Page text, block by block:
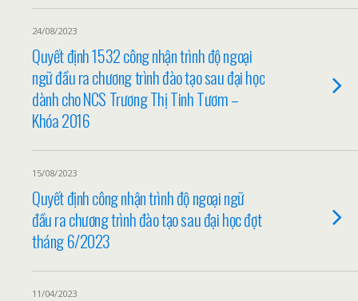
24/08/2023
Quyết định 1532 công nhận trình độ ngoại
ngữ đầu ra chương trình đào tạo sau đại học
dành cho NCS Trương Thị Tinh Tươm –
Khóa 2016
15/08/2023
Quyết định công nhận trình độ ngoại ngữ
đầu ra chương trình đào tạo sau đại học đợt
tháng 6/2023
11/04/2023